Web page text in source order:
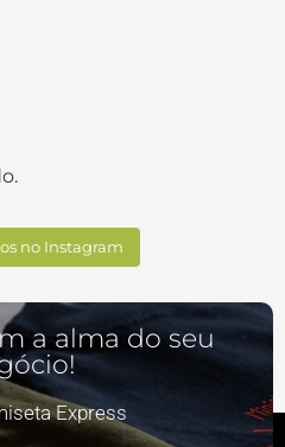
no Instagram
a alma do seu
Express